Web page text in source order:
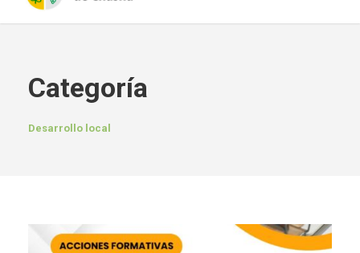
Categoría
Desarrollo local